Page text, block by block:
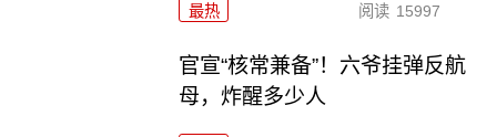
最热 阅读 15997
官宣“核常兼备”！六爷挂弹反航
母，炸醒多少人